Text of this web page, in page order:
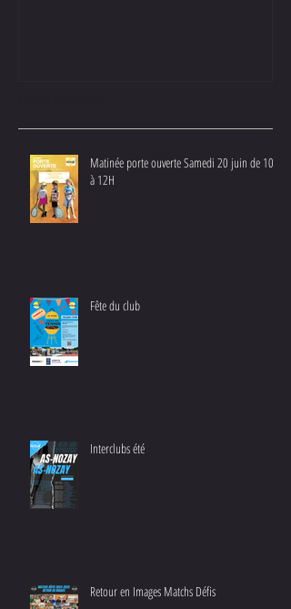
Matinée porte ouverte Samedi 20 juin de 10H
à 12H
Fête du club
Interclubs été
Retour en Images Matchs Défis